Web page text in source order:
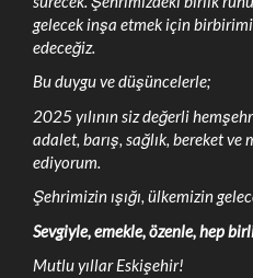
gelecek inşa etmek için
edeceğiz.
Bu duygu ve düşüncelerle;
2025 yılının siz değerli
adalet, barış, sağlık, bereket
ediyorum.
Şehrimizin ışığı, ülkemizin
Sevgiyle, emekle, özenle, hep
Mutlu yıllar Eskişehir!